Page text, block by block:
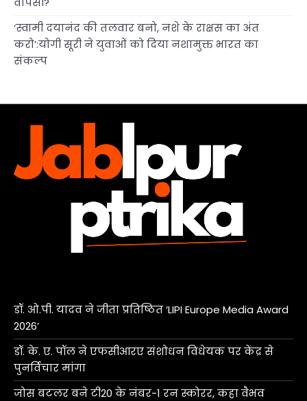
‘स्वामी दयानंद की तलवार बनो, नशे के राक्षस का अंत
करो’:योगी सूरी ने युवाओं को दिया नशामुक्त भारत का
संकल्प
डॉ. ओ.पी. यादव ने जीता प्रतिष्ठित ‘LIPI Europe Media Award
2026’
डॉ. के. ए. पॉल ने एफसीआरए संशोधन विधेयक पर केंद्र से
पुनर्विचार मांगा
जोस बटलर बने टी20 के नंबर-1 रन स्कोरर, कहा वैभव